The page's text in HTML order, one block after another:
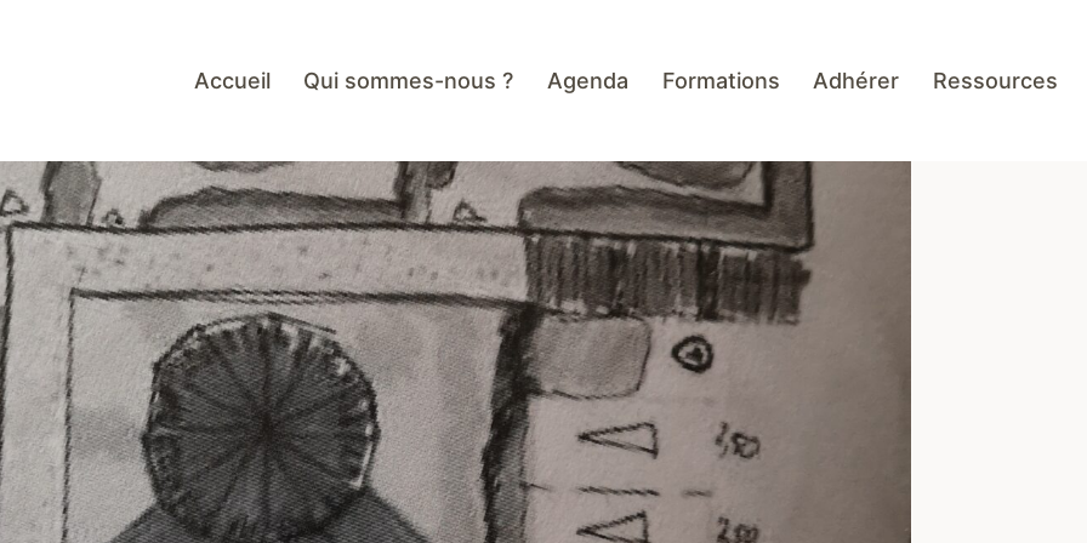
Accueil Qui sommes-nous ? Agenda Formations Adhérer Ressources